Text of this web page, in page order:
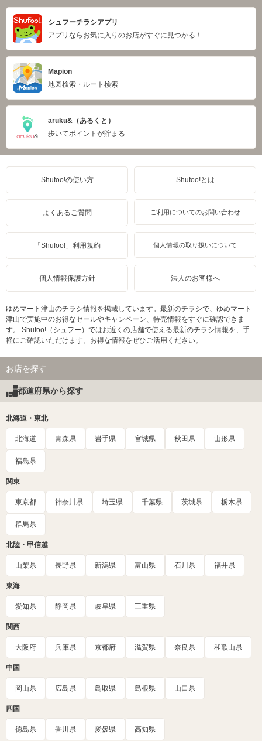
シュフーチラシアプリ
アプリならお気に入りのお店がすぐに見つかる！
Mapion
地図検索・ルート検索
aruku&（あるくと）
歩いてポイントが貯まる
Shufoo!の使い方 Shufoo!とは
よくあるご質問 ご利用についてのお問い合わせ
「Shufoo!」利用規約 個人情報の取り扱いについて
個人情報保護方針 法人のお客様へ
ゆめマート津山のチラシ情報を掲載しています。最新のチラシで、ゆめマート
津山で実施中のお得なセールやキャンペーン、特売情報をすぐに確認できま
す。 Shufoo!（シュフー）ではお近くの店舗で使える最新のチラシ情報を、手
軽にご確認いただけます。お得な情報をぜひご活用ください。
お店を探す
都道府県から探す
北海道・東北
北海道 青森県 岩手県 宮城県 秋田県 山形県
福島県
関東
東京都 神奈川県 埼玉県 千葉県 茨城県 栃木県
群馬県
北陸・甲信越
山梨県 長野県 新潟県 富山県 石川県 福井県
東海
愛知県 静岡県 岐阜県 三重県
関西
大阪府 兵庫県 京都府 滋賀県 奈良県 和歌山県
中国
岡山県 広島県 鳥取県 島根県 山口県
四国
徳島県 香川県 愛媛県 高知県